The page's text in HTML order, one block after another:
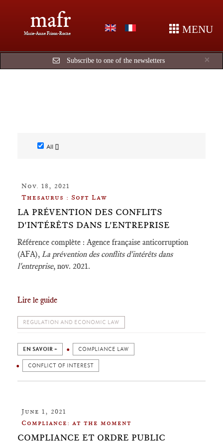
mafr
Marie-Anne Frison-Roche MENU
×
Subscribe to one of the newsletters
All []
Nov. 18, 2021
Thesaurus : Soft Law
LA PRÉVENTION DES CONFLITS
D'INTÉRÊTS DANS L'ENTREPRISE
Référence complète : Agence française anticorruption
(AFA), La prévention des conflits d'intérêts dans
l'entreprise, nov. 2021.
Lire le guide
REGULATION AND ECONOMIC LAW
EN SAVOIR + COMPLIANCE LAW
CONFLICT OF INTEREST
June 1, 2021
Compliance: at the moment
COMPLIANCE ET ORDRE PUBLIC